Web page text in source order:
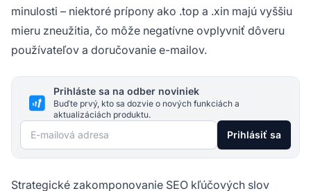
minulosti – niektoré prípony ako .top a .xin majú vyššiu
mieru zneužitia, čo môže negatívne ovplyvniť dôveru
používateľov a doručovanie e-mailov.
Prihláste sa na odber noviniek
Buďte prvý, kto sa dozvie o nových funkciách a
aktualizáciách produktu.
E-mailová adresa Prihlásiť sa
Strategické zakomponovanie SEO kľúčových slov